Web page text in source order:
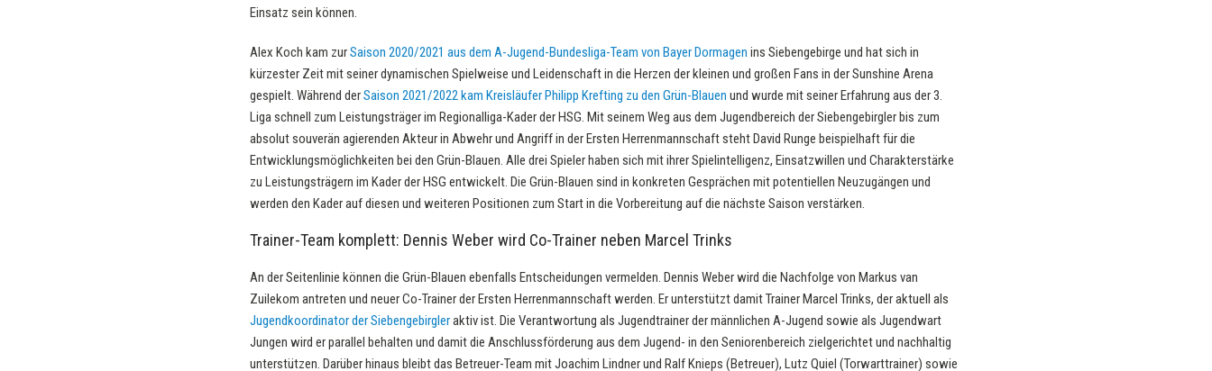
Einsatz sein können.
Alex Koch kam zurSaison 2020/2021 aus dem A-Jugend-Bundesliga-Team von Bayer Dormagen ins Siebengebirge und hat sich in
kürzester Zeit mit seiner dynamischen Spielweise und Leidenschaft in die Herzen der kleinen und großen Fans in der Sunshine Arena
gespielt. Während derSaison 2021/2022 kam Kreisläufer Philipp Krefting zu den Grün-Blauen und wurde mit seiner Erfahrung aus der 3.
Liga schnell zum Leistungsträger im Regionalliga-Kader der HSG. Mit seinem Weg aus dem Jugendbereich der Siebengebirgler bis zum
absolut souverän agierenden Akteur in Abwehr und Angriff in der Ersten Herrenmannschaft steht David Runge beispielhaft für die
Entwicklungsmöglichkeiten bei den Grün-Blauen. Alle drei Spieler haben sich mit ihrer Spielintelligenz, Einsatzwillen und Charakterstärke
zu Leistungsträgern im Kader der HSG entwickelt. Die Grün-Blauen sind in konkreten Gesprächen mit potentiellen Neuzugängen und
werden den Kader auf diesen und weiteren Positionen zum Start in die Vorbereitung auf die nächste Saison verstärken.
Trainer-Team komplett: Dennis Weber wird Co-Trainer neben Marcel Trinks
An der Seitenlinie können die Grün-Blauen ebenfalls Entscheidungen vermelden. Dennis Weber wird die Nachfolge von Markus van
Zuilekom antreten und neuer Co-Trainer der Ersten Herrenmannschaft werden. Er unterstützt damit Trainer Marcel Trinks, der aktuell als
Jugendkoordinator der Siebengebirgleraktiv ist. Die Verantwortung als Jugendtrainer der männlichen A-Jugend sowie als Jugendwart
Jungen wird er parallel behalten und damit die Anschlussförderung aus dem Jugend- in den Seniorenbereich zielgerichtet und nachhaltig
unterstützen. Darüber hinaus bleibt das Betreuer-Team mit Joachim Lindner und Ralf Knieps (Betreuer), Lutz Quiel (Torwarttrainer) sowie